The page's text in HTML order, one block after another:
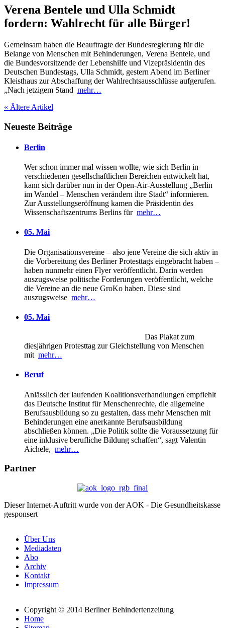
Verena Bentele und Ulla Schmidt
fordern: Wahlrecht für alle Bürger!
Gemeinsam haben die Beauftragte der Bundesregierung für die
Belange von Menschen mit Behinderungen, Verena Bentele, und
die Bundesvorsitzende der Lebenshilfe und Vizepräsidentin des
Deutschen Bundestags, Ulla Schmidt, gestern Abend im Berliner
Kleisthaus zur Abschaffung der Wahlrechtsausschlüsse aufgerufen.
„Nach jetzigem Stand mehr…
« Ältere Artikel
Neueste Beiträge
Berlin
Wer schon immer mal wissen wollte, wie sich Berlin in
verschiedenen gesellschaftlichen Bereichen entwickelt hat,
kann sich darüber nun in der Open-Air-Ausstellung „Berlin
im Wandel – Menschen verändern ihre Stadt“ informieren.
Zur Ausstellungseröffnung kamen die Präsidentin des
Wissenschaftszentrums Berlins für mehr…
05. Mai
Die Organisationsvereine – also jene Vereine die sich aktiv in
die Vorbereitung des Berliner Protesttags eingebracht haben –
haben nunmehr einen Flyer veröffentlicht. Darin werden
auszugsweise politische Forderungen veröffentlicht, welche
die Vereine an die neue GroKo haben. Diese sind
auszugsweise mehr…
05. Mai
Das Plakat zum
diesjährigen Protesttag zur Gleichstellung von Menschen
mit mehr…
Beruf
Anlässlich der laufenden Koalitionsverhandlungen empfiehlt
das Deutsche Institut für Menschenrechte, die allgemeine
Berufsausbildung so zu gestalten, dass mehr Menschen mit
Behinderungen eine anerkannte Berufsausbildung
abschließen können. „Die Politik sollte die Voraussetzung für
eine inklusive berufliche Bildung schaffen“, sagt Valentin
Aichele, mehr…
Partner
Dieser Internet-Auftritt wurde von der AOK - Die Gesundheitskasse
gesponsert
Über Uns
Mediadaten
Abo
Archiv
Kontakt
Impressum
Copyright © 2014 Berliner Behindertenzeitung
Home